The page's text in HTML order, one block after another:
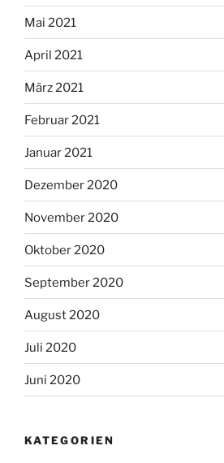
Mai 2021
April 2021
März 2021
Februar 2021
Januar 2021
Dezember 2020
November 2020
Oktober 2020
September 2020
August 2020
Juli 2020
Juni 2020
KATEGORIEN